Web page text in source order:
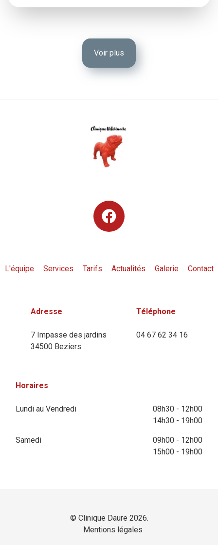
Voir plus
L'équipe Services Tarifs Actualités Galerie Contact
Adresse
7 Impasse des jardins
34500 Beziers
Téléphone
04 67 62 34 16
Horaires
Lundi au Vendredi
08h30 - 12h00
14h30 - 19h00
Samedi
09h00 - 12h00
15h00 - 19h00
© Clinique Daure 2026.
Mentions légales